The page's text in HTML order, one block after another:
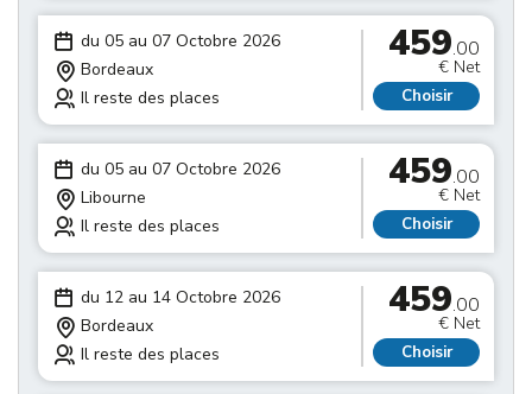
du 05 au 07 Octobre 2026
Bordeaux
Il reste des places
459.00
€ Net
Choisir
du 05 au 07 Octobre 2026
Libourne
Il reste des places
459.00
€ Net
Choisir
du 12 au 14 Octobre 2026
Bordeaux
Il reste des places
459.00
€ Net
Choisir